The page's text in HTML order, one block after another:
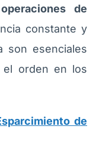
de
constante y
son esenciales
el orden en los
de